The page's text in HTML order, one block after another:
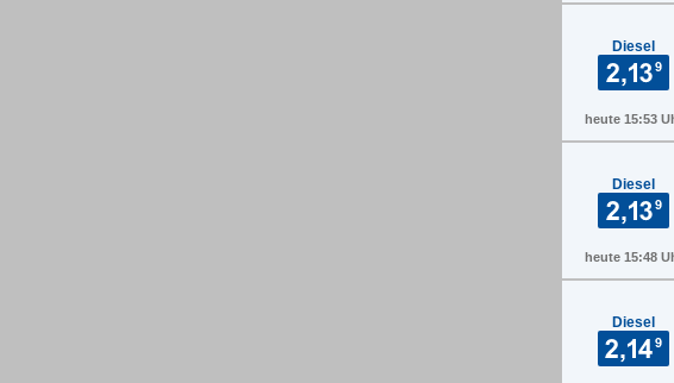
Diesel
heute 15:53
Diesel
heute 15:48
Diesel